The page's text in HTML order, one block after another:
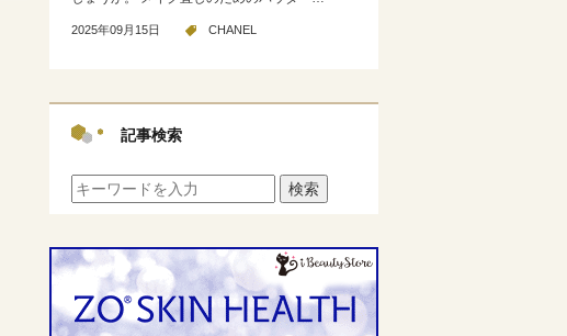
2025年09月15日 CHANEL
記事検索
検索